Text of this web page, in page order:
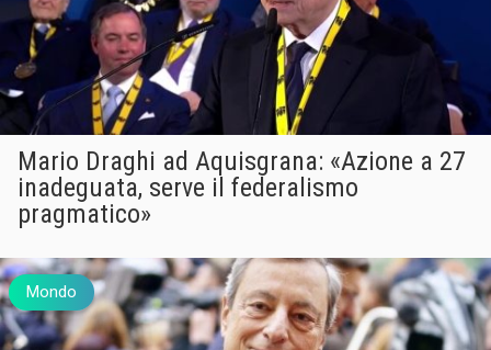
Mario Draghi ad Aquisgrana: «Azione a 27
inadeguata, serve il federalismo
pragmatico»
Mondo